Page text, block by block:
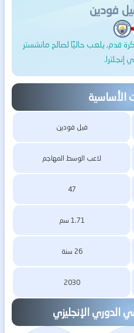
فودين
26) هو لاعب كرة قدم, يلعب حاليًا لصالح مانشستر
الأساسية
فيل فودين
لاعب الوسط المهاجم
47
1.71 سم
26 سنة
2030
الدوري الإنجليزي